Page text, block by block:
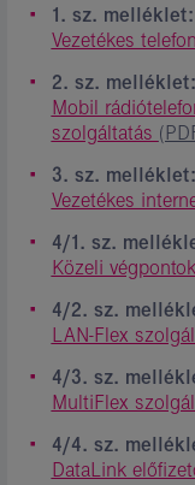
1. sz. melléklet:
Vezetékes
2. sz. melléklet:
Mobil
szolgáltatás
3. sz. melléklet:
Vezetékes
4/1. sz.
Közeli
4/2. sz.
LAN-Flex
4/3. sz.
MultiFlex
4/4. sz.
DataLink